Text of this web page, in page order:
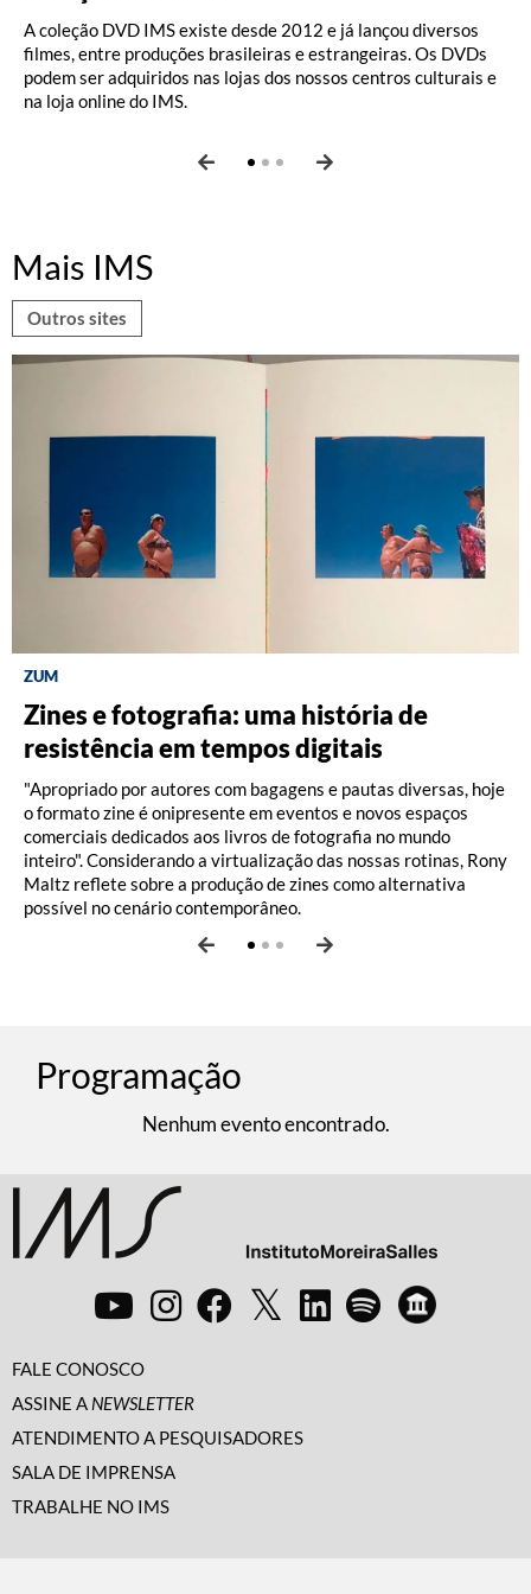
A coleção DVD IMS existe desde 2012 e já lançou diversos
filmes, entre produções brasileiras e estrangeiras. Os DVDs
podem ser adquiridos nas lojas dos nossos centros culturais e
na loja online do IMS.
Ensaios e entrevistas relacionados à programação de cinema
promovida pelo IMS. Textos da equipe de Cinema e de
convidados sobre os filmes em cartaz e a coleção de DVDs do
IMS. Coluna semanal do crítico de cinema José Geraldo Couto.
Antes de estrear no Blog do Cinema em janeiro de 2019, onde
publicou até maio de 2026, o crítico de cinema, jornalista e
tradutor José Geraldo Couto assinou entre setembro de 2011
e dezembro de 2018 uma coluna semanal sobre cinema no
Mais IMS
Outros sites
ZUM
Zines e fotografia: uma história de
resistência em tempos digitais
"Apropriado por autores com bagagens e pautas diversas, hoje
o formato zine é onipresente em eventos e novos espaços
comerciais dedicados aos livros de fotografia no mundo
inteiro". Considerando a virtualização das nossas rotinas, Rony
Maltz reflete sobre a produção de zines como alternativa
possível no cenário contemporâneo.
DISCOGRAFIA BRASILEIRA
Do Pajeú a Hollywood: 100 anos de
Moacir Santos, por Pedro Paulo Malta
RÁDIO BATUTA
Ney ao vivo, muito vivo, com Luiz
Fernando Vianna
Programação
Nenhum evento encontrado.
FALE CONOSCO
ASSINE A NEWSLETTER
ATENDIMENTO A PESQUISADORES
SALA DE IMPRENSA
TRABALHE NO IMS